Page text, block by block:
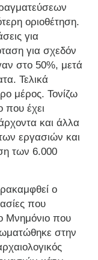
οριοθέτηση.
για
για σχεδόν
στο 50%, μετά
Τελικά
μέρος. Τονίζω
που έχει
και άλλα
εργασιών και
των 6.000
ο
που
Μνημόνιο που
στην